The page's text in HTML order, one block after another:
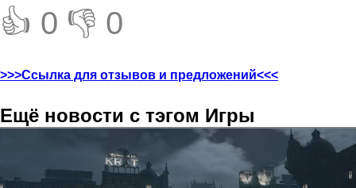
👍 0 👎 0
>>>Ссылка для отзывов и предложений<<<
Ещё новости с тэгом Игры